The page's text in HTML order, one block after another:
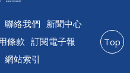
聯絡我們 新聞中心
條款 訂閱電子報
網站索引
Top